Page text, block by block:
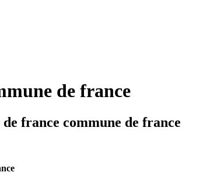
de france
france commune de france